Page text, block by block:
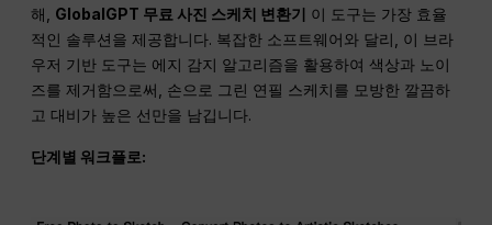
해, GlobalGPT 무료 사진 스케치 변환기 이 도구는 가장 효율
적인 솔루션을 제공합니다. 복잡한 소프트웨어와 달리, 이 브라
우저 기반 도구는 에지 감지 알고리즘을 활용하여 색상과 노이
즈를 제거함으로써, 손으로 그린 연필 스케치를 모방한 깔끔하
고 대비가 높은 선만을 남깁니다.
단계별 워크플로: